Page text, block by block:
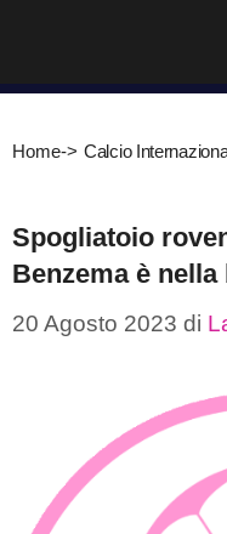
contenuto
Home-> Calcio
Spogliatoio
Benzema è nella
20 Agosto 2023 di